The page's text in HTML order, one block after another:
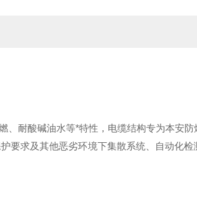
、耐酸碱油水等*特性，电缆结构专为本安
要求及其他恶劣环境下集散系统、自动化检